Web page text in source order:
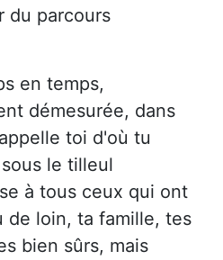
du parcours
en temps,
démesurée, dans
toi d'où tu
le tilleul
à tous ceux qui ont
de loin, ta famille, tes
bien sûrs, mais